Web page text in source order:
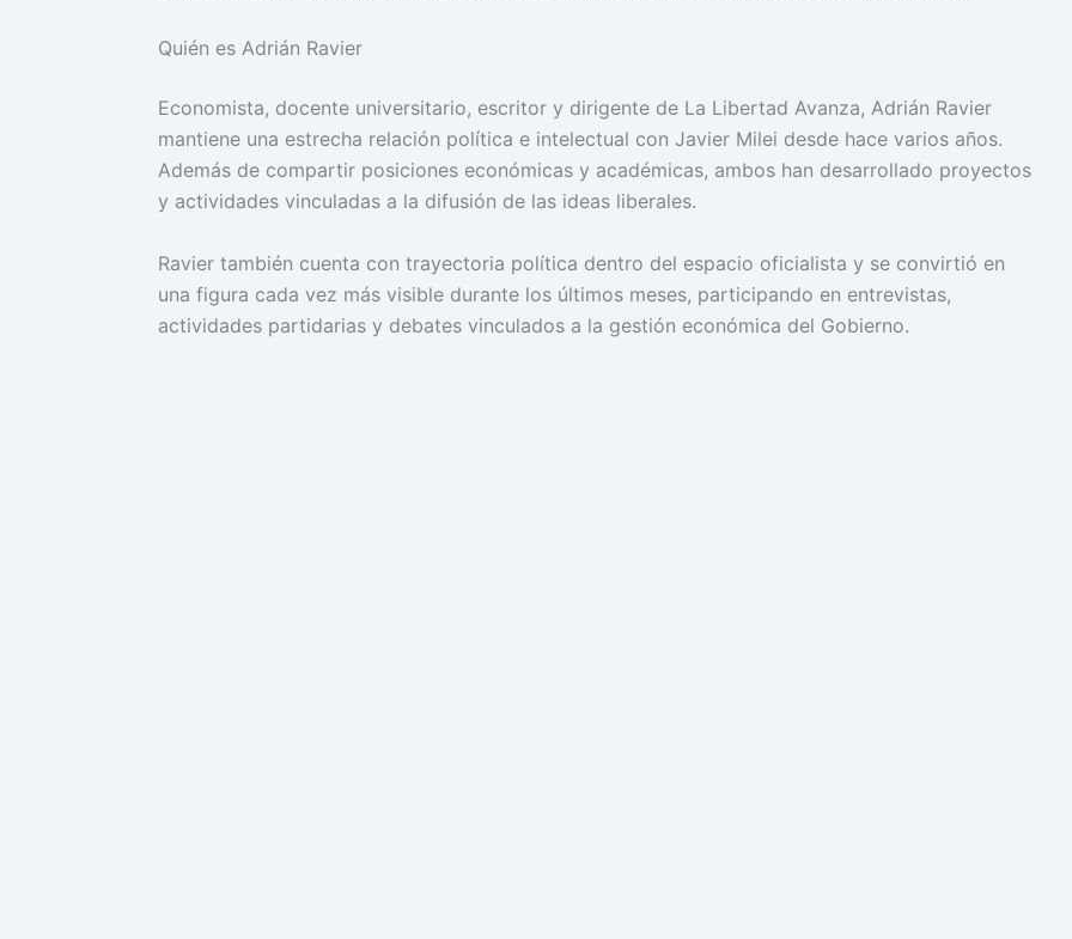
Quién es Adrián Ravier
Economista, docente universitario, escritor y dirigente de La Libertad Avanza, Adrián Ravier
mantiene una estrecha relación política e intelectual con Javier Milei desde hace varios años.
Además de compartir posiciones económicas y académicas, ambos han desarrollado proyectos
y actividades vinculadas a la difusión de las ideas liberales.
Ravier también cuenta con trayectoria política dentro del espacio oficialista y se convirtió en
una figura cada vez más visible durante los últimos meses, participando en entrevistas,
actividades partidarias y debates vinculados a la gestión económica del Gobierno.